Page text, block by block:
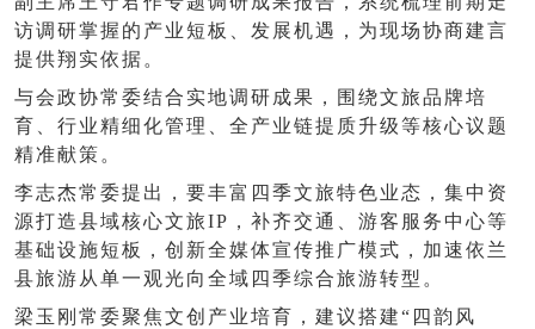
访调研掌握的产业短板、发展机遇，为现场协商建言
提供翔实依据。
与会政协常委结合实地调研成果，围绕文旅品牌培
育、行业精细化管理、全产业链提质升级等核心议题
精准献策。
李志杰常委提出，要丰富四季文旅特色业态，集中资
源打造县域核心文旅IP，补齐交通、游客服务中心等
基础设施短板，创新全媒体宣传推广模式，加速依兰
县旅游从单一观光向全域四季综合旅游转型。
梁玉刚常委聚焦文创产业培育，建议搭建“四韵风